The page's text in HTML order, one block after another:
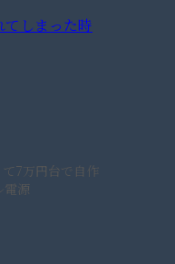
てしまった時
7万円台で自作
電源